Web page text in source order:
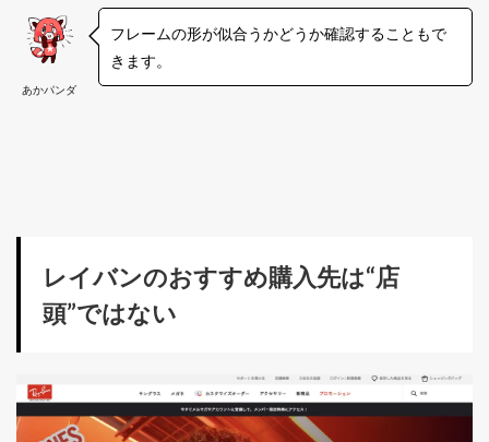
あかパンダ
フレームの形が似合うかどうか確認することもで
きます。
レイバンのおすすめ購入先は“店
頭”ではない